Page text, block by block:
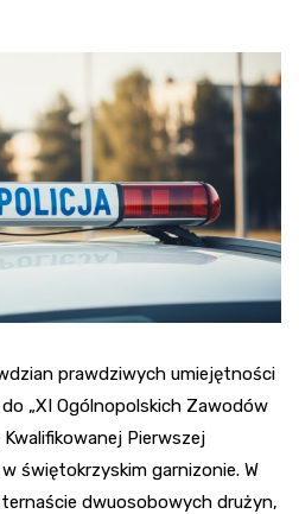
prawdziwych umiejętności
„XI Ogólnopolskich Zawodów
Pierwszej
świętokrzyskim garnizonie. W
dwuosobowych drużyn,